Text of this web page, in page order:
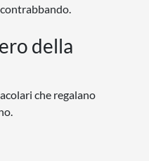
della
che regalano